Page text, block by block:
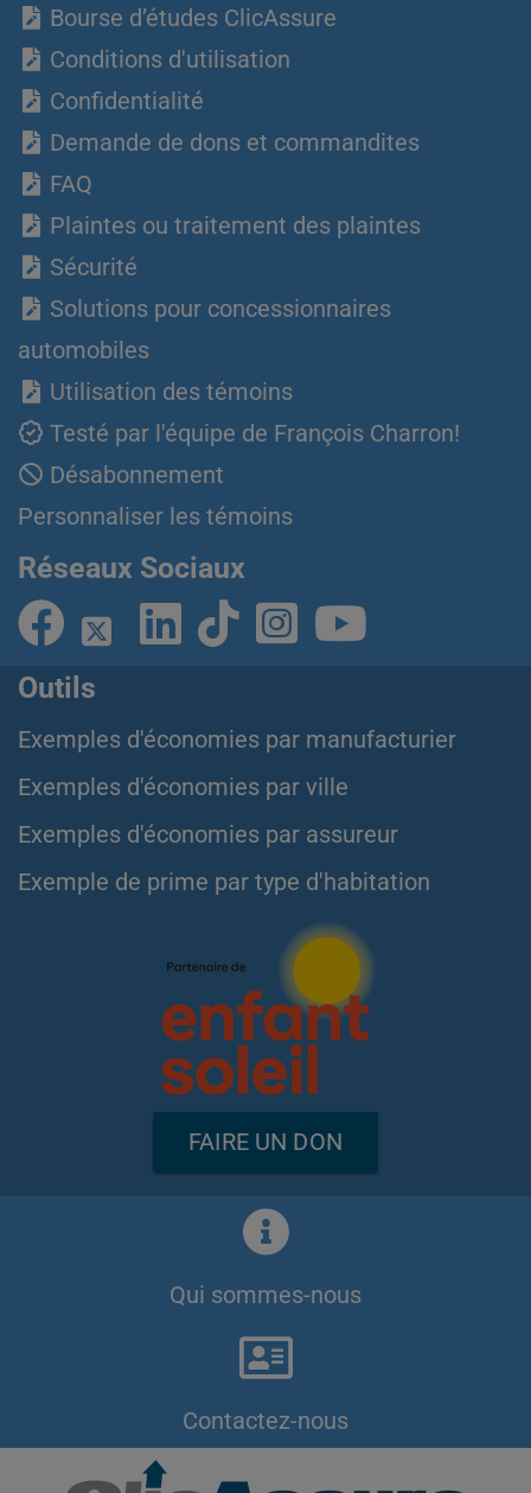
Bourse d’études ClicAssure
Conditions d'utilisation
Confidentialité
Demande de dons et commandites
FAQ
Plaintes ou traitement des plaintes
Sécurité
Solutions pour concessionnaires
automobiles
Utilisation des témoins
Testé par l'équipe de François Charron!
Désabonnement
Personnaliser les témoins
Réseaux Sociaux
Outils
Exemples d'économies par manufacturier
Exemples d'économies par ville
Exemples d'économies par assureur
Exemple de prime par type d'habitation
FAIRE UN DON
Qui sommes-nous
Contactez-nous